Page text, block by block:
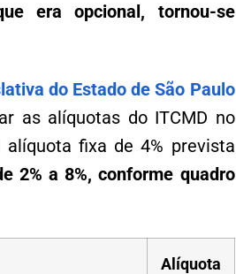
era opcional, tornou-se
do Estado de São Paulo
as alíquotas do ITCMD no
fixa de 4% prevista
2% a 8%, conforme quadro
Alíquota